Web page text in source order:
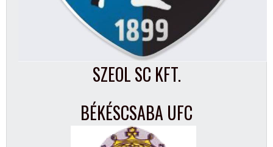
SZEOL SC KFT.
BÉKÉSCSABA UFC